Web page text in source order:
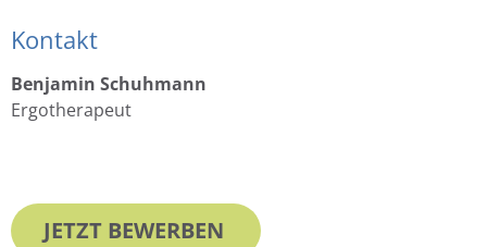
Kontakt
Benjamin Schuhmann
Ergotherapeut
JETZT BEWERBEN